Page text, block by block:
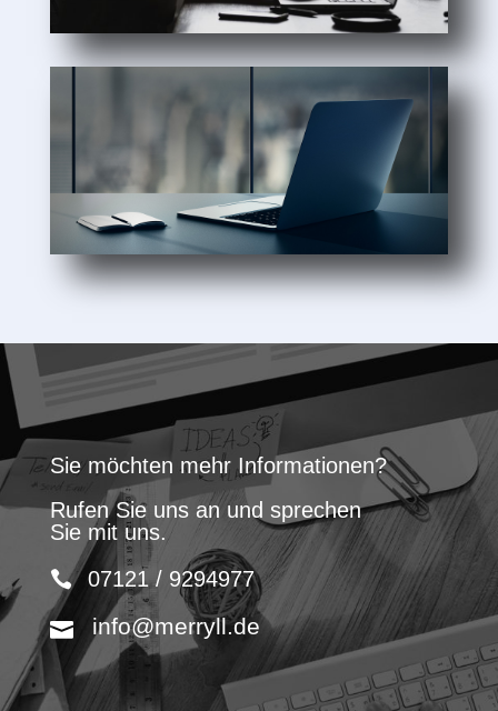
Sie möchten mehr Informationen?
Rufen Sie uns an und sprechen
Sie mit uns.
07121 / 9294977
info@merryll.de